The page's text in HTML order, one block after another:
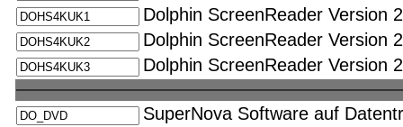
Dolphin ScreenReader Version
Dolphin ScreenReader Version
Dolphin ScreenReader Version
SuperNova Software auf